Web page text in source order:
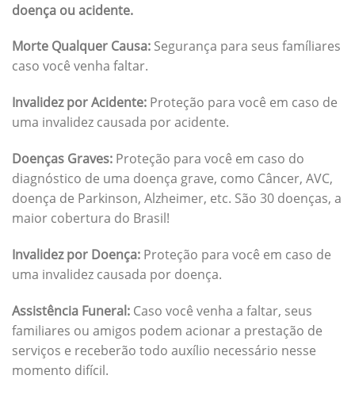
doença ou acidente.
Morte Qualquer Causa: Segurança para seus famíliares
caso você venha faltar.
Invalidez por Acidente: Proteção para você em caso de
uma invalidez causada por acidente.
Doenças Graves: Proteção para você em caso do
diagnóstico de uma doença grave, como Câncer, AVC,
doença de Parkinson, Alzheimer, etc. São 30 doenças, a
maior cobertura do Brasil!
Invalidez por Doença: Proteção para você em caso de
uma invalidez causada por doença.
Assistência Funeral: Caso você venha a faltar, seus
familiares ou amigos podem acionar a prestação de
serviços e receberão todo auxílio necessário nesse
momento difícil.